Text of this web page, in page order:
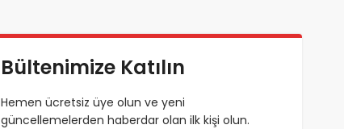
Bültenimize Katılın
Hemen ücretsiz üye olun ve yeni
güncellemelerden haberdar olan ilk kişi olun.